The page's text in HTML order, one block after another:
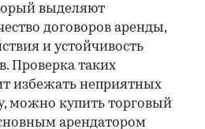
выделяют
договоров аренды,
и устойчивость
Проверка таких
избежать неприятных
можно купить торговый
арендатором